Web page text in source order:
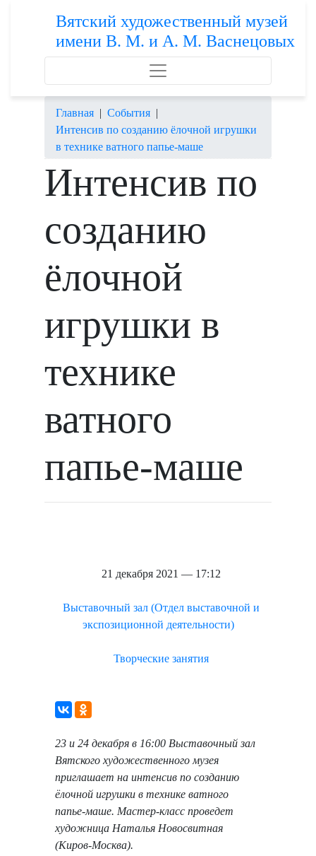
Вятский художественный музей
имени В. М. и А. М. Васнецовых
Главная | События |
Интенсив по созданию ёлочной игрушки
в технике ватного папье-маше
Интенсив по
созданию
ёлочной
игрушки в
технике
ватного
папье-маше
21 декабря 2021 — 17:12
Выставочный зал (Отдел выставочной и
экспозиционной деятельности)
Творческие занятия
23 и 24 декабря в 16:00 Выставочный зал
Вятского художественного музея
приглашает на интенсив по созданию
ёлочной игрушки в технике ватного
папье-маше. Мастер-класс проведет
художница Наталья Новосвитная
(Киров-Москва).